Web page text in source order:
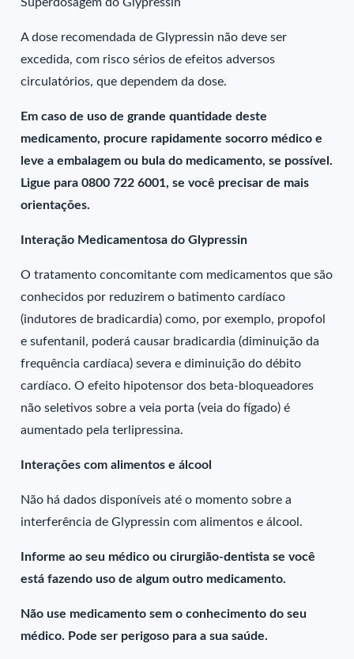
A dose recomendada de Glypressin não deve ser
excedida, com risco sérios de efeitos adversos
circulatórios, que dependem da dose.
Em caso de uso de grande quantidade deste
medicamento, procure rapidamente socorro médico e
leve a embalagem ou bula do medicamento, se possível.
Ligue para 0800 722 6001, se você precisar de mais
orientações.
Interação Medicamentosa do Glypressin
O tratamento concomitante com medicamentos que são
conhecidos por reduzirem o batimento cardíaco
(indutores de bradicardia) como, por exemplo, propofol
e sufentanil, poderá causar bradicardia (diminuição da
frequência cardíaca) severa e diminuição do débito
cardíaco. O efeito hipotensor dos beta-bloqueadores
não seletivos sobre a veia porta (veia do fígado) é
aumentado pela terlipressina.
Interações com alimentos e álcool
Não há dados disponíveis até o momento sobre a
interferência de Glypressin com alimentos e álcool.
Informe ao seu médico ou cirurgião-dentista se você
está fazendo uso de algum outro medicamento.
Não use medicamento sem o conhecimento do seu
médico. Pode ser perigoso para a sua saúde.